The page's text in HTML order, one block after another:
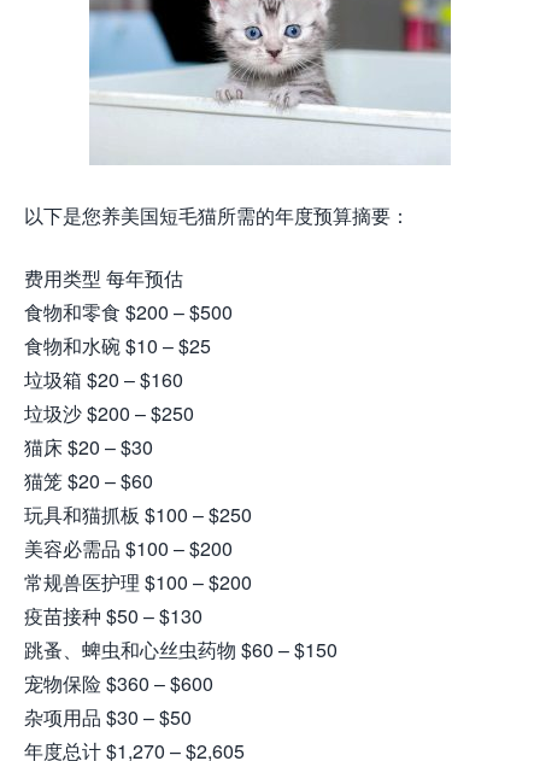
以下是您养美国短毛猫所需的年度预算摘要：
费用类型 每年预估
食物和零食 $200 – $500
食物和水碗 $10 – $25
垃圾箱 $20 – $160
垃圾沙 $200 – $250
猫床 $20 – $30
猫笼 $20 – $60
玩具和猫抓板 $100 – $250
美容必需品 $100 – $200
常规兽医护理 $100 – $200
疫苗接种 $50 – $130
跳蚤、蜱虫和心丝虫药物 $60 – $150
宠物保险 $360 – $600
杂项用品 $30 – $50
年度总计 $1,270 – $2,605